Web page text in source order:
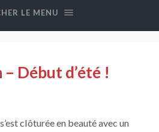
LE MENU
– Début d’été !
clôturée en beauté avec un